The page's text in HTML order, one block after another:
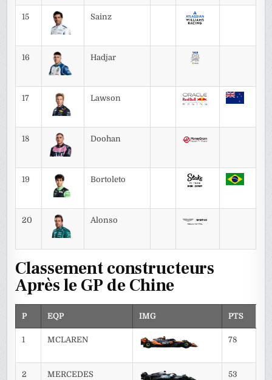
15 Sainz
16 Hadjar
17 Lawson
18 Doohan
19 Bortoleto
20 Alonso
Classement constructeurs
Après le GP de Chine
P EQP IMG PTS
1 MCLAREN 78
2 MERCEDES 53